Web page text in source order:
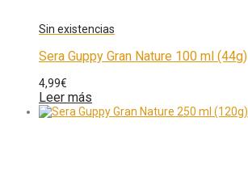
Sera Guppy Gran Nature 100 ml (44g)
4,99€
Leer más